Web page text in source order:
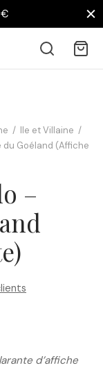
/ Ile et Villaine /
du Goéland (Affiche
–
d’affiche